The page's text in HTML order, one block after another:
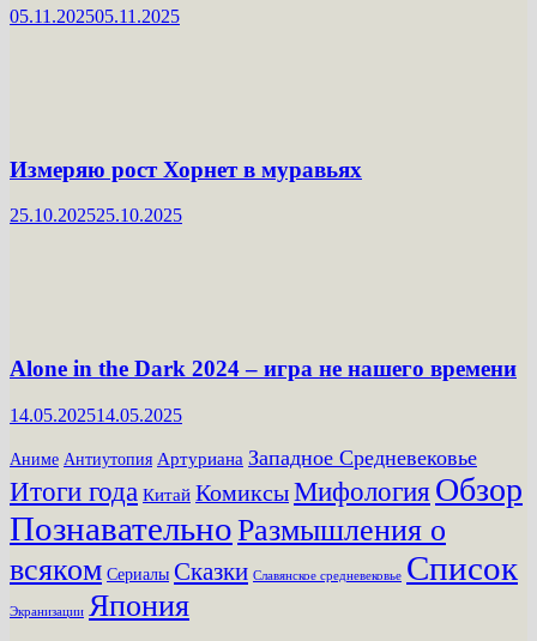
05.11.202505.11.2025
Измеряю рост Хорнет в муравьях
25.10.202525.10.2025
Alone in the Dark 2024 – игра не нашего времени
14.05.202514.05.2025
Аниме Антиутопия Артуриана Западное Средневековье
Итоги года Китай КомиксыМифология Обзор
ПознавательноРазмышления о
всяком Сериалы Сказки Славянское средневековье Список
Экранизации Япония